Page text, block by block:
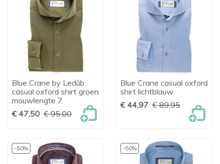
Blue Crane by Ledûb
casual oxford shirt groen
mouwlengte 7
€ 47,50 € 95,00
Blue Crane casual oxford
shirt lichtblauw
€ 44,97 € 89,95
-50% -50%